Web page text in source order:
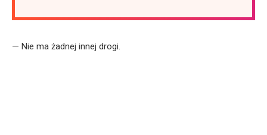
— Nie ma żadnej innej drogi.